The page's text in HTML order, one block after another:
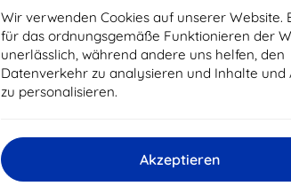
Wir verwenden Cookies auf unserer Website.
für das ordnungsgemäße Funktionieren der
unerlässlich, während andere uns helfen, den
Datenverkehr zu analysieren und Inhalte und
zu personalisieren.
Akzeptieren